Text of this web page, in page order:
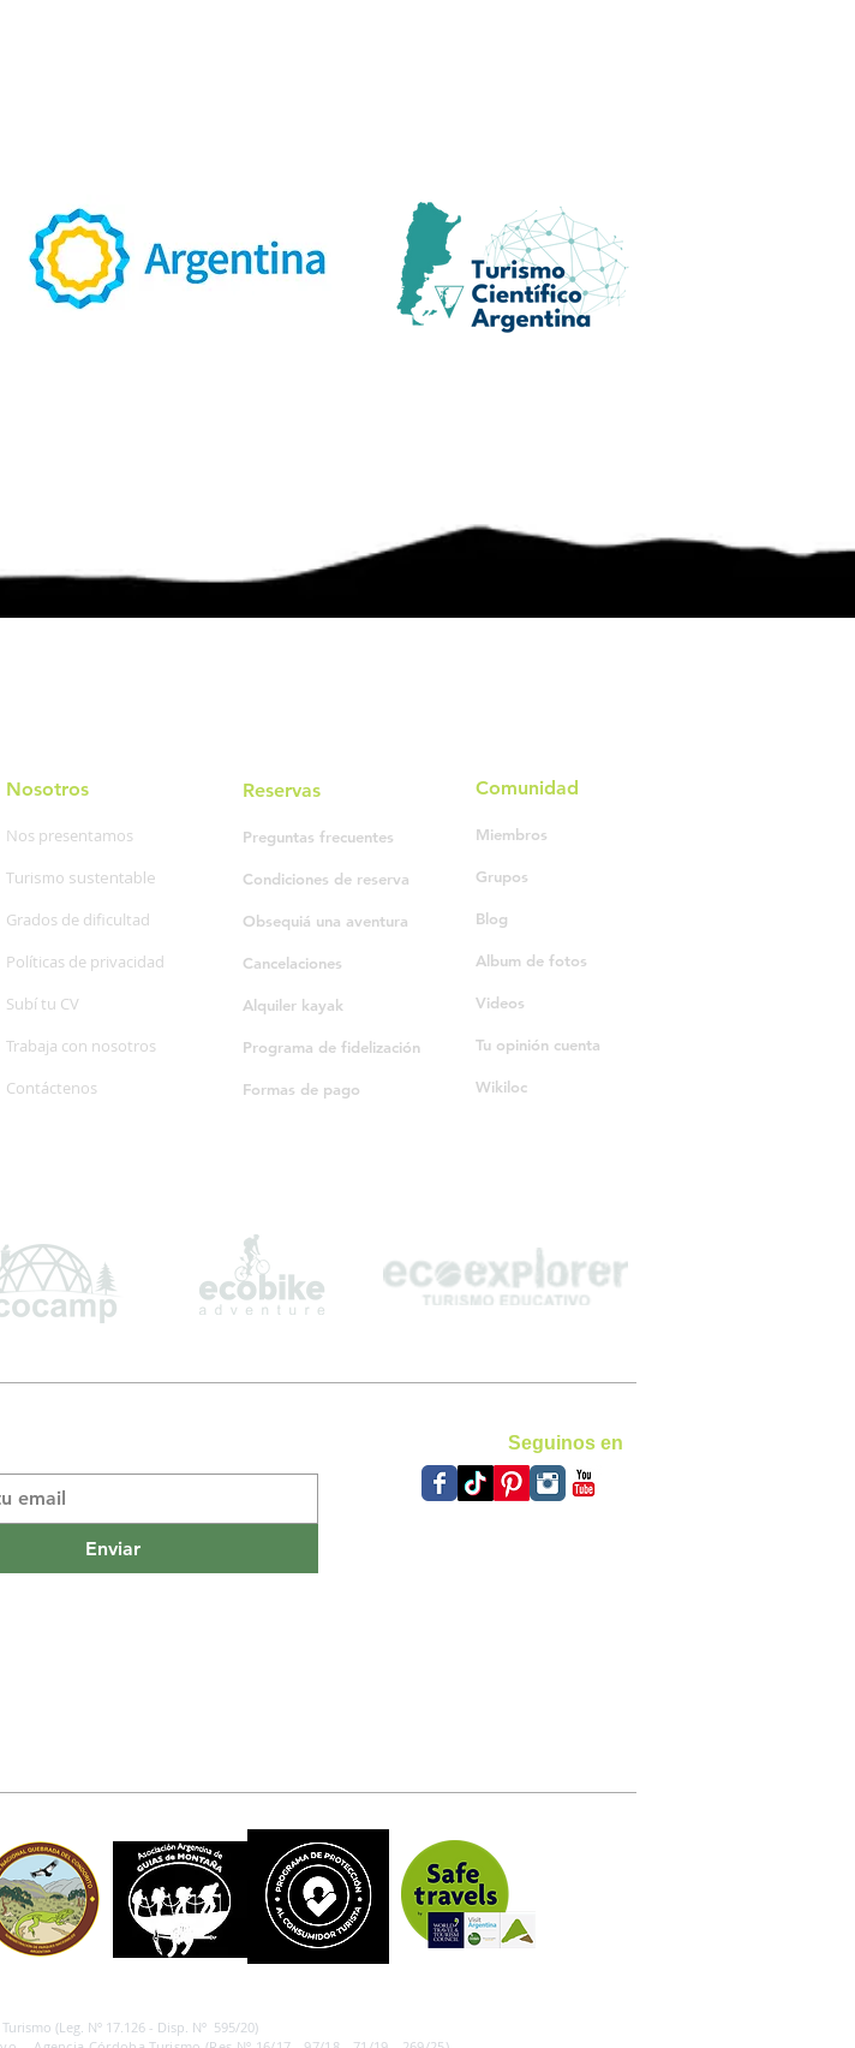
Nosotros
Nos presentamos
Turismo sustentable
Grados de dificultad
Políticas de privacidad
Subí tu CV
Trabaja con nosotros
Contáctenos
Reservas
Preguntas frecuentes
Condiciones de reserva
Obsequiá una aventura
Cancelaciones
Alquiler kayak
Programa de fidelización
Formas de pago
Comunidad
Miembros
Grupos
Blog
Album de fotos
Videos
Tu opinión cuenta
Wikiloc
Seguinos en
Enviar
(Leg. Nº 17.126 - Disp. Nº 595/20)